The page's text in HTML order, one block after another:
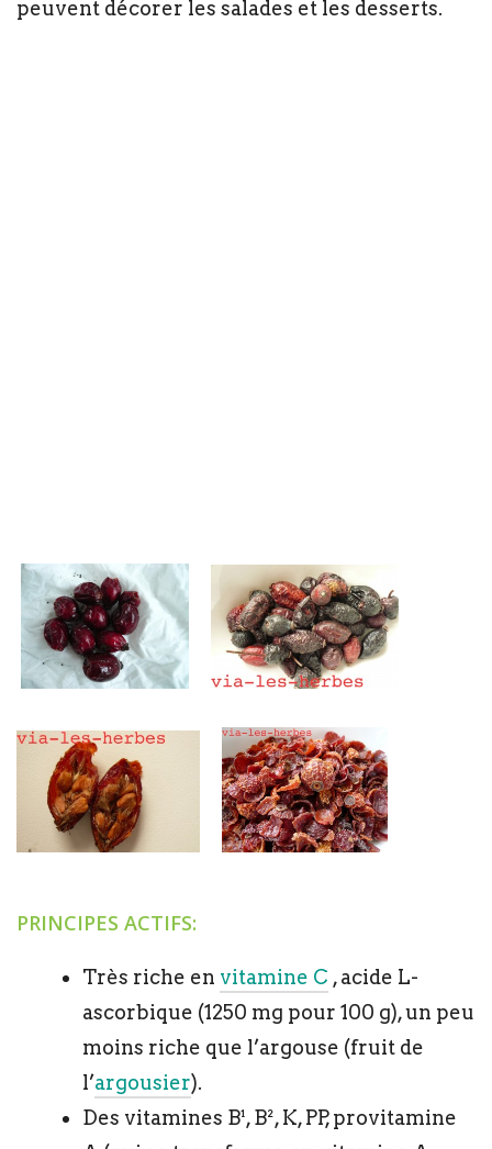
peuvent décorer les salades et les desserts.
PRINCIPES ACTIFS:
Très riche en vitamine C , acide L-
ascorbique (1250 mg pour 100 g), un peu
moins riche que l’argouse (fruit de
l’argousier).
Des vitamines B¹, B², K, PP, provitamine